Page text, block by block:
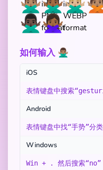
🙅🏿‍♂️🙅🏾‍♀️
如何输入 🙅🏽‍♂️
iOS
表情键盘中搜索
Android
表情键盘中找“手势”分类
Windows
Win + . 然后搜索“no”